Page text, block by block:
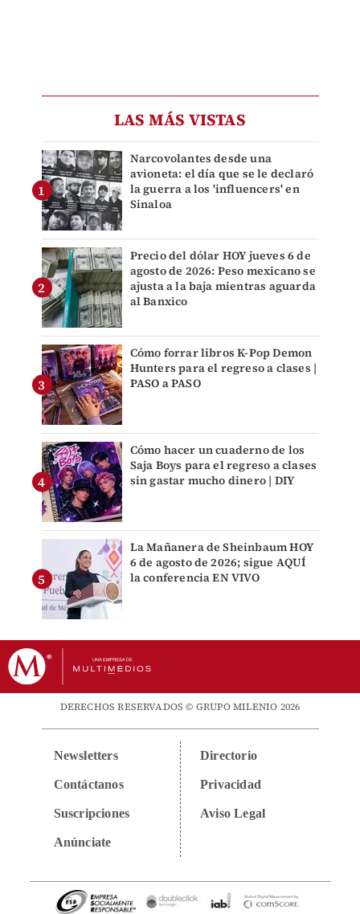
LAS MÁS VISTAS
Narcovolantes desde una
avioneta: el día que se le declaró
la guerra a los 'influencers' en
Sinaloa
Precio del dólar HOY jueves 6 de
agosto de 2026: Peso mexicano se
ajusta a la baja mientras aguarda
al Banxico
Cómo forrar libros K-Pop Demon
Hunters para el regreso a clases |
PASO a PASO
Cómo hacer un cuaderno de los
Saja Boys para el regreso a clases
sin gastar mucho dinero | DIY
La Mañanera de Sheinbaum HOY
6 de agosto de 2026; sigue AQUÍ
la conferencia EN VIVO
DERECHOS RESERVADOS © GRUPO MILENIO 2026
Newsletters
Contáctanos
Suscripciones
Anúnciate
Directorio
Privacidad
Aviso Legal